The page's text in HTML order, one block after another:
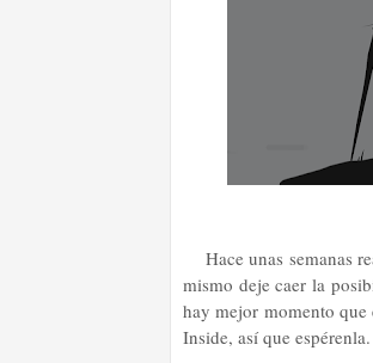
Hace unas semanas
mismo deje caer la
hay mejor momento que
Inside, así que espérenla.